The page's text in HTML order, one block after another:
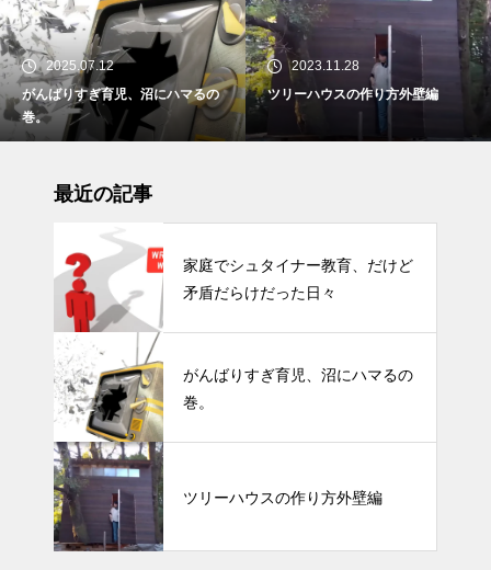
2025.07.12
がんばりすぎ育児、沼にハマるの
巻。
2023.11.28
ツリーハウスの作り方外壁編
最近の記事
家庭でシュタイナー教育、だけど
矛盾だらけだった日々
がんばりすぎ育児、沼にハマるの
巻。
ツリーハウスの作り方外壁編